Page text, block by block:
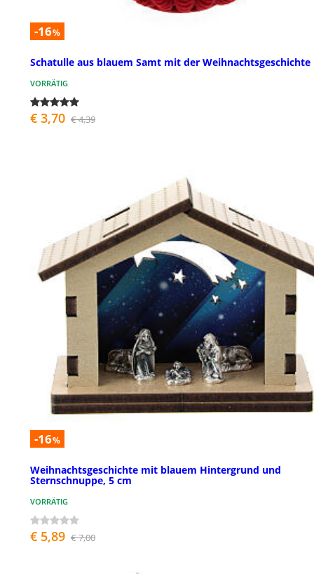
-16%
Schatulle aus blauem Samt mit der Weihnachtsgeschichte
VORRÄTIG
€ 3,70 € 4,39
-16%
Weihnachtsgeschichte mit blauem Hintergrund und
Sternschnuppe, 5 cm
VORRÄTIG
€ 5,89 € 7,00